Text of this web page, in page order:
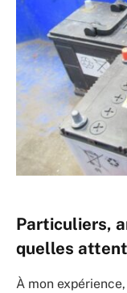
Particuliers,
quelles
À mon